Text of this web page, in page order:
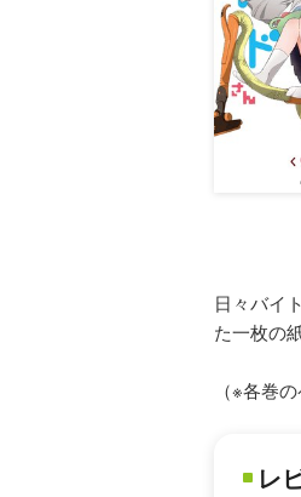
日々バイ
た一枚の
（※各巻
レ